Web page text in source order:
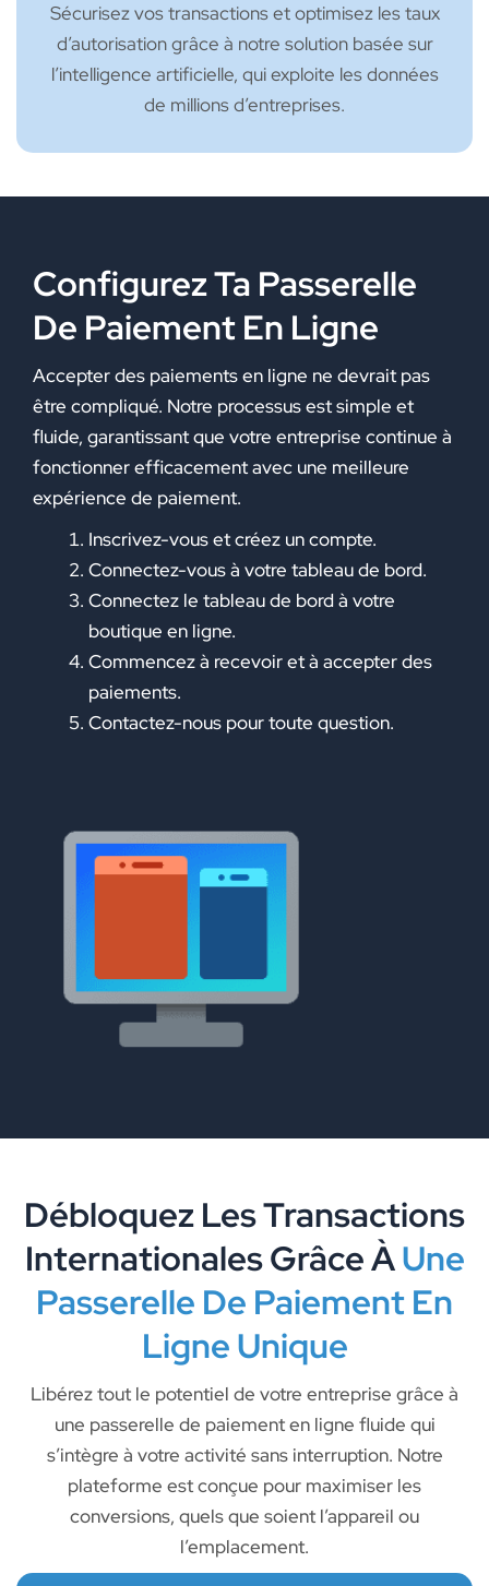
Sécurisez vos transactions et optimisez les taux
d’autorisation grâce à notre solution basée sur
l’intelligence artificielle, qui exploite les données
de millions d’entreprises.
Configurez Ta Passerelle
De Paiement En Ligne
Accepter des paiements en ligne ne devrait pas
être compliqué. Notre processus est simple et
fluide, garantissant que votre entreprise continue à
fonctionner efficacement avec une meilleure
expérience de paiement.
Inscrivez-vous et créez un compte.
Connectez-vous à votre tableau de bord.
Connectez le tableau de bord à votre
boutique en ligne.
Commencez à recevoir et à accepter des
paiements.
Contactez-nous pour toute question.
Débloquez Les Transactions
Internationales Grâce ÀUne
Passerelle De Paiement En
Ligne Unique
Libérez tout le potentiel de votre entreprise grâce à
une passerelle de paiement en ligne fluide qui
s’intègre à votre activité sans interruption. Notre
plateforme est conçue pour maximiser les
conversions, quels que soient l’appareil ou
l’emplacement.